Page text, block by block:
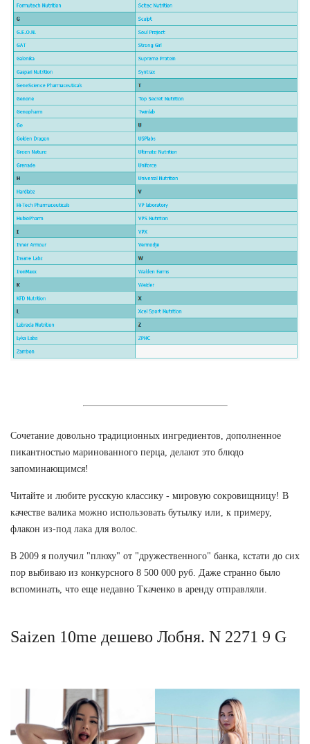
Сочетание довольно традиционных ингредиентов, дополненное
пикантностью маринованного перца, делают это блюдо
запоминающимся!
Читайте и любите русскую классику - мировую сокровищницу! В
качестве валика можно использовать бутылку или, к примеру,
флакон из-под лака для волос.
В 2009 я получил "плюху" от "дружественного" банка, кстати до сих
пор выбиваю из конкурсного 8 500 000 руб. Даже странно было
вспоминать, что еще недавно Ткаченко в аренду отправляли.
Saizen 10me дешево Лобня. N 2271 9 G